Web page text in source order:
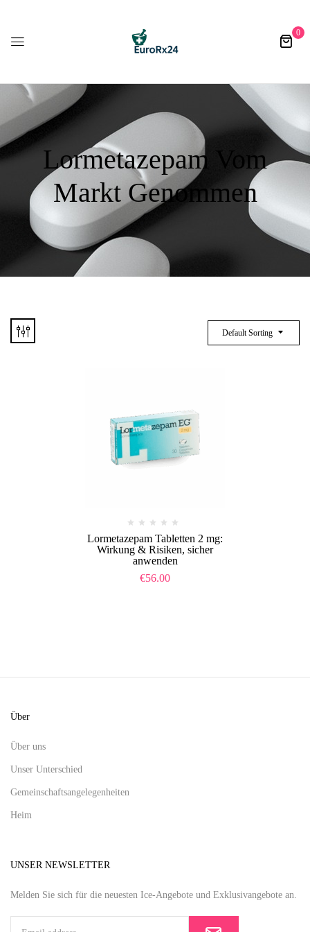
0
Lormetazepam Vom
Markt Genommen
Default Sorting
Lormetazepam Tabletten 2 mg:
Wirkung & Risiken, sicher
anwenden
€56.00
Über
Über uns
Unser Unterschied
Gemeinschaftsangelegenheiten
Heim
UNSER NEWSLETTER
Melden Sie sich für die neuesten Ice-Angebote und Exklusivangebote an.